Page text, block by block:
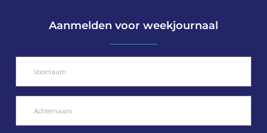
Aanmelden voor weekjournaal